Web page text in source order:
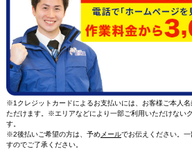
※1クレジットカードによるお支払いには、お客様ご本人
ただけます。※エリアなどにより一部ご利用いただけない
す。
※2後払いご希望の方は、予めメールでお伝えください。
すのでご了承ください。